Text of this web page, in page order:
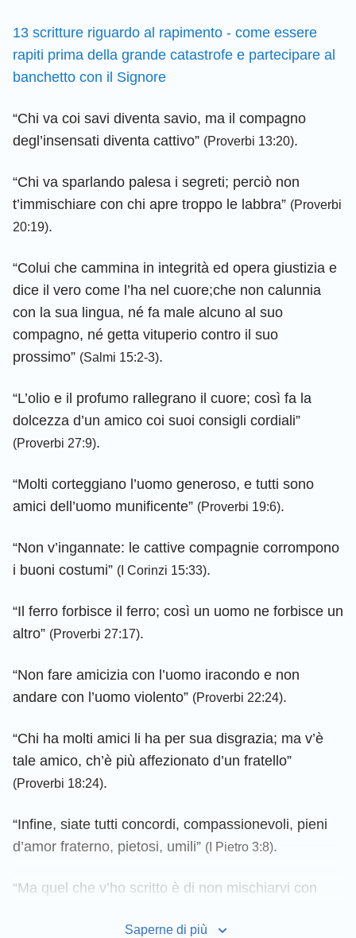
13 scritture riguardo al rapimento - come essere
rapiti prima della grande catastrofe e partecipare al
banchetto con il Signore
“Chi va coi savi diventa savio, ma il compagno
degl’insensati diventa cattivo” (Proverbi 13:20).
“Chi va sparlando palesa i segreti; perciò non
t’immischiare con chi apre troppo le labbra” (Proverbi
20:19).
“Colui che cammina in integrità ed opera giustizia e
dice il vero come l’ha nel cuore;che non calunnia
con la sua lingua, né fa male alcuno al suo
compagno, né getta vituperio contro il suo
prossimo” (Salmi 15:2-3).
“L’olio e il profumo rallegrano il cuore; così fa la
dolcezza d’un amico coi suoi consigli cordiali”
(Proverbi 27:9).
“Molti corteggiano l’uomo generoso, e tutti sono
amici dell’uomo munificente” (Proverbi 19:6).
“Non v’ingannate: le cattive compagnie corrompono
i buoni costumi” (I Corinzi 15:33).
“Il ferro forbisce il ferro; così un uomo ne forbisce un
altro” (Proverbi 27:17).
“Non fare amicizia con l’uomo iracondo e non
andare con l’uomo violento” (Proverbi 22:24).
“Chi ha molti amici li ha per sua disgrazia; ma v’è
tale amico, ch’è più affezionato d’un fratello”
(Proverbi 18:24).
“Infine, siate tutti concordi, compassionevoli, pieni
d’amor fraterno, pietosi, umili” (I Pietro 3:8).
“Ma quel che v’ho scritto è di non mischiarvi con
o un avaro, o un idolatra, o un oltraggiatore, o un
Saperne di più